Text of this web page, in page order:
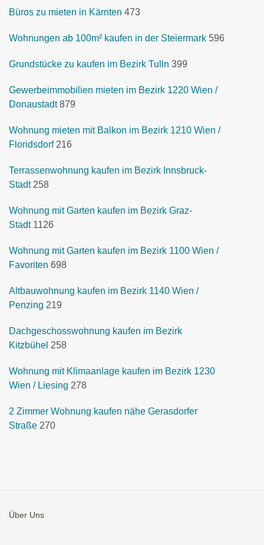
Büros zu mieten in Kärnten 473
Wohnungen ab 100m² kaufen in der Steiermark 596
Grundstücke zu kaufen im Bezirk Tulln 399
Gewerbeimmobilien mieten im Bezirk 1220 Wien /
Donaustadt 879
Wohnung mieten mit Balkon im Bezirk 1210 Wien /
Floridsdorf 216
Terrassenwohnung kaufen im Bezirk Innsbruck-
Stadt 258
Wohnung mit Garten kaufen im Bezirk Graz-
Stadt 1126
Wohnung mit Garten kaufen im Bezirk 1100 Wien /
Favoriten 698
Altbauwohnung kaufen im Bezirk 1140 Wien /
Penzing 219
Dachgeschosswohnung kaufen im Bezirk
Kitzbühel 258
Wohnung mit Klimaanlage kaufen im Bezirk 1230
Wien / Liesing 278
2 Zimmer Wohnung kaufen nähe Gerasdorfer
Straße 270
Über Uns